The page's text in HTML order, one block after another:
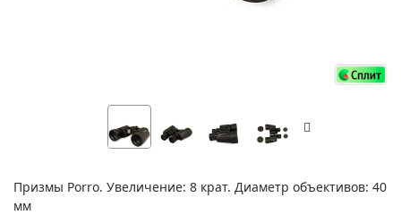
Призмы Porro. Увеличение: 8 крат. Диаметр объективов: 40
мм